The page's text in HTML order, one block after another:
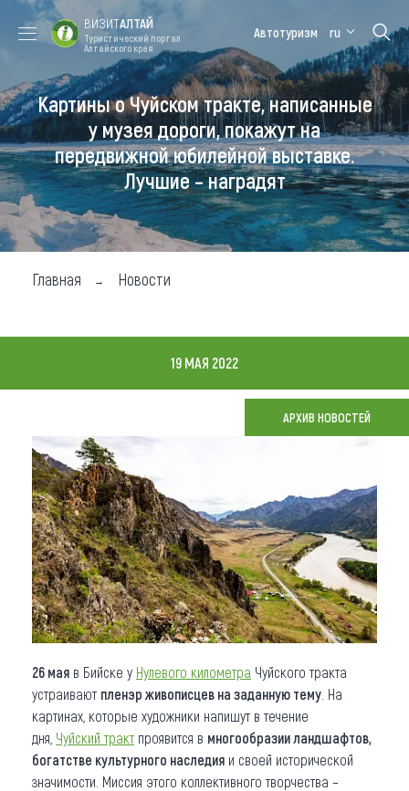
Форум VISIT
ALTAI
Цветение
маральника
Медицинский
форум
Алтайская
зимовка
Туры
Где побывать
Чем заняться
Где остановиться
Что привезти (сувениры)
О регионе
Коллекция впечатлений
Другие рубрики
ВИЗИТАЛТАЙ
Туристический портал
Алтайского края
Автотуризм ru
Картины о Чуйском тракте, написанные
у музея дороги, покажут на
передвижной юбилейной выставке.
Лучшие – наградят
Главная Новости
19 МАЯ 2022
АРХИВ НОВОСТЕЙ
26 мая в Бийске у Нулевого километра Чуйского тракта
устраивают пленэр живописцев на заданную тему . На
картинах, которые художники напишут в течение
дня, Чуйский тракт проявится в многообразии ландшафтов,
богатстве культурного наследия и своей исторической
значимости. Миссия этого коллективного творчества –